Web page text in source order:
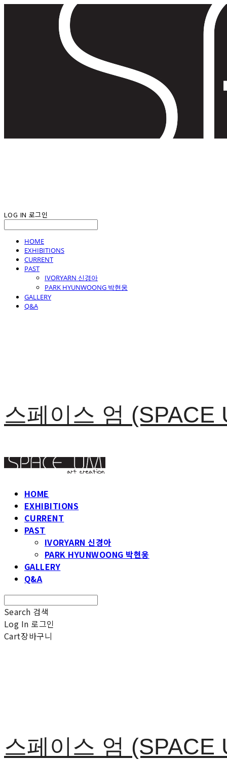
LOG IN 로그인
HOME
EXHIBITIONS
CURRENT
PAST
IVORYARN 신경아
PARK HYUNWOONG 박현웅
GALLERY
Q&A
스페이스 엄 (SPACE
HOME
EXHIBITIONS
CURRENT
PAST
IVORYARN 신경아
PARK HYUNWOONG 박현웅
GALLERY
Q&A
Search 검색
Log In 로그인
Cart장바구니
스페이스 엄 (SPACE